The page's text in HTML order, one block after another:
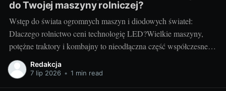
do Twojej maszyny rolniczej?
Wstęp do świata ogromnych maszyn i diodowych świateł:
Dlaczego rolnictwo ceni technologię LED?Wielkie maszyny,
potężne traktory i kombajny to nieodłączna część współczesnego
rolnictwa. Każdy kto prowadzi gospodarstwo wie, jak ważna jest
niezawodność i efektywność sprzętu - tak jak dobrze dobrany
Redakcja
7 lip 2026 • 1 min read